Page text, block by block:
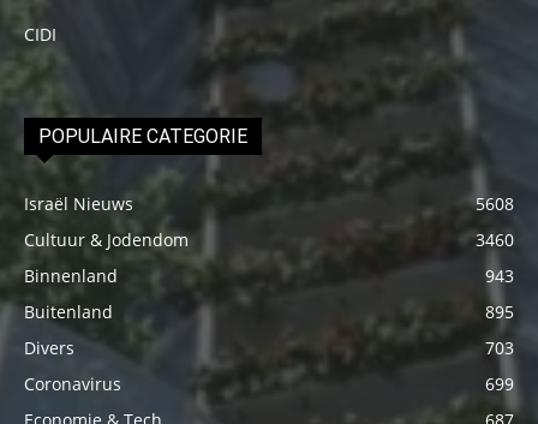
CIDI
POPULAIRE CATEGORIE
Israël Nieuws
5608
Cultuur & Jodendom
3460
Binnenland
943
Buitenland
895
Divers
703
Coronavirus
699